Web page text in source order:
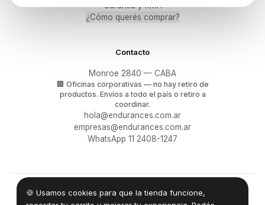
🍪 Usamos cookies para que la tienda funcione,
Garantía y RMA
¿Cómo querés comprar?
Contacto
Monroe 2840 — CABA
🏢 Oficinas corporativas — no hay retiro de
productos. Envíos a todo el país o retiro a
coordinar.
hola@endurances.com.ar
empresas@endurances.com.ar
WhatsApp 11 2408-1247
© 2026Endurances Technology SA · CUIT 30-71861942-0